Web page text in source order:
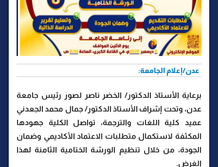
عدن/إعلام الجامعة:
برعاية الأستاذ الدكتور/ الخضر ناصر لصور رئيس جامعة
عدن، وتحت إشراف الأستاذ الدكتور/ جمال محمد الجعدني
عميد كلية اللغات والترجمة، تواصل الكلية جهودها
المكثفة لاستكمال متطلبات الاعتماد الأكاديمي وضمان
الجودة، من خلال تنظيم الورشة الختامية الثامنة لهذا
الغرض.